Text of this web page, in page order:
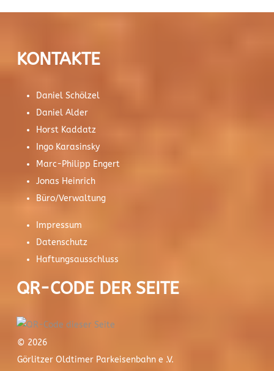
KONTAKTE
Daniel Schölzel
Daniel Alder
Horst Kaddatz
Ingo Karasinsky
Marc-Philipp Engert
Jonas Heinrich
Büro/Verwaltung
Impressum
Datenschutz
Haftungsausschluss
QR-CODE DER SEITE
© 2026
Görlitzer Oldtimer Parkeisenbahn e .V.